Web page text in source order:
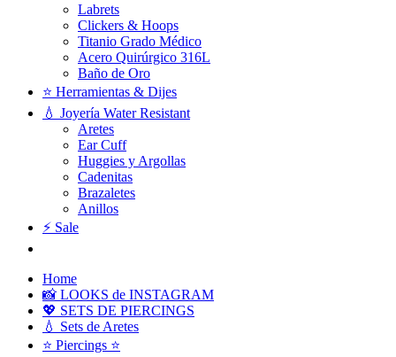
Labrets
Clickers & Hoops
Titanio Grado Médico
Acero Quirúrgico 316L
Baño de Oro
⭐ Herramientas & Dijes
💧 Joyería Water Resistant
Aretes
Ear Cuff
Huggies y Argollas
Cadenitas
Brazaletes
Anillos
⚡ Sale
Home
📸 LOOKS de INSTAGRAM
💖 SETS DE PIERCINGS
💧 Sets de Aretes
⭐ Piercings ⭐